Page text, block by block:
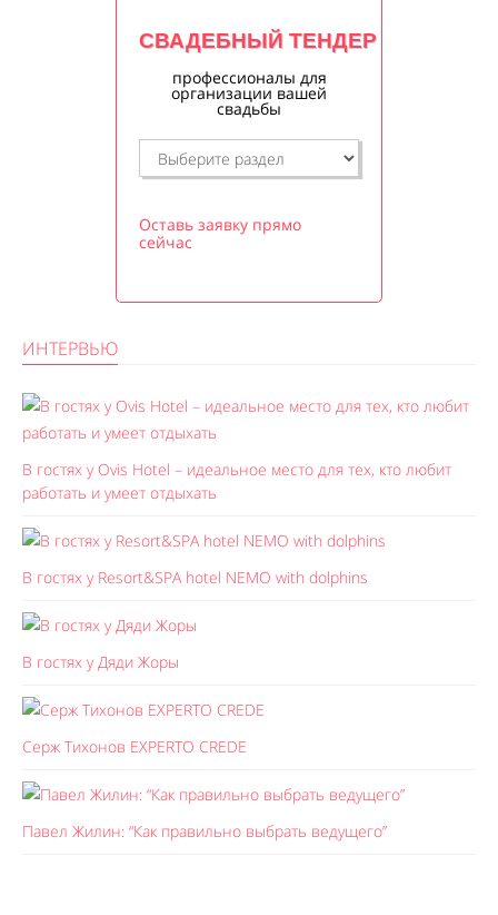
СВАДЕБНЫЙ ТЕНДЕР
профессионалы для
организации вашей
свадьбы
Оставь заявку прямо
сейчас
ИНТЕРВЬЮ
В гостях у Ovis Hotel – идеальное место для тех, кто любит
работать и умеет отдыхать
В гостях у Resort&SPA hotel NEMO with dolphins
В гостях у Дяди Жоры
Серж Тихонов EXPERTO CREDE
Павел Жилин: “Как правильно выбрать ведущего”